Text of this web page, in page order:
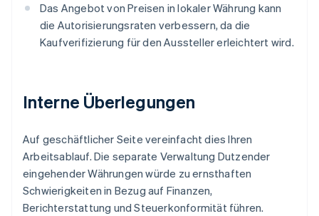
Das Angebot von Preisen in lokaler Währung kann
die Autorisierungsraten verbessern, da die
Kaufverifizierung für den Aussteller erleichtert wird.
Interne Überlegungen
Auf geschäftlicher Seite vereinfacht dies Ihren
Arbeitsablauf. Die separate Verwaltung Dutzender
eingehender Währungen würde zu ernsthaften
Schwierigkeiten in Bezug auf Finanzen,
Berichterstattung und Steuerkonformität führen.